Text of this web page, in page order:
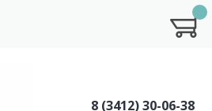
8 (3412) 30-06-38